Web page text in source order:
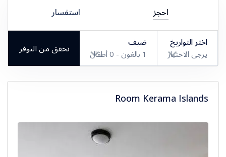
احجز استفسار
اختر التواريخ
يرجى الاختيار
ضيف
1 بالغون - 0 أطفال تحقق من التوفر
Room Kerama Islands